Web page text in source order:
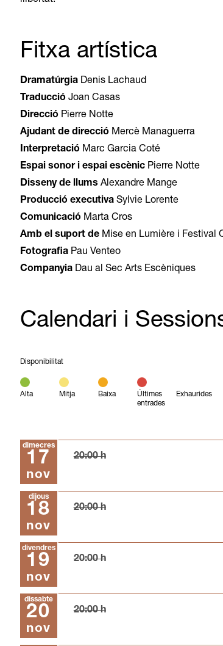
Fitxa artística
Dramatúrgia Denis Lachaud
Traducció Joan Casas
Direcció Pierre Notte
Ajudant de direcció Mercè Managuerra
Interpretació Marc Garcia Coté
Espai sonor i espai escènic Pierre Notte
Disseny de llums Alexandre Mange
Producció executiva Sylvie Lorente
Comunicació Marta Cros
Amb el suport de Mise en Lumière i Festival
Fotografia Pau Venteo
Companyia Dau al Sec Arts Escèniques
Calendari i
Disponibilitat
Alta Mitja Baixa
Últimes
entrades
Exhaurides
dimecres
17
nov
20:00 h
dijous
18
nov
20:00 h
divendres
19
nov
20:00 h
dissabte
20
nov
20:00 h